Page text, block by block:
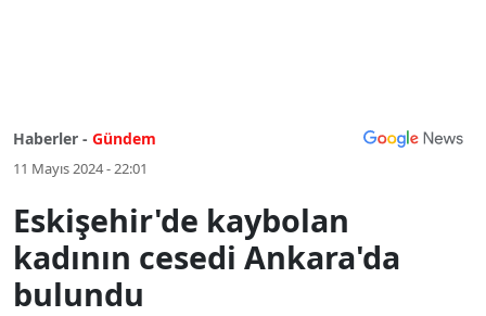
Haberler - Gündem
11 Mayıs 2024 - 22:01
Eskişehir'de kaybolan
kadının cesedi Ankara'da
bulundu